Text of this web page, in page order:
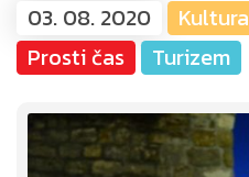
03. 08. 2020 Kultura
Prosti čas
Turizem